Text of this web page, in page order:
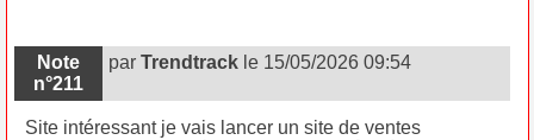
Note
n°211
par Trendtrackle 15/05/2026 09:54
Site intéressant je vais lancer un site de ventes